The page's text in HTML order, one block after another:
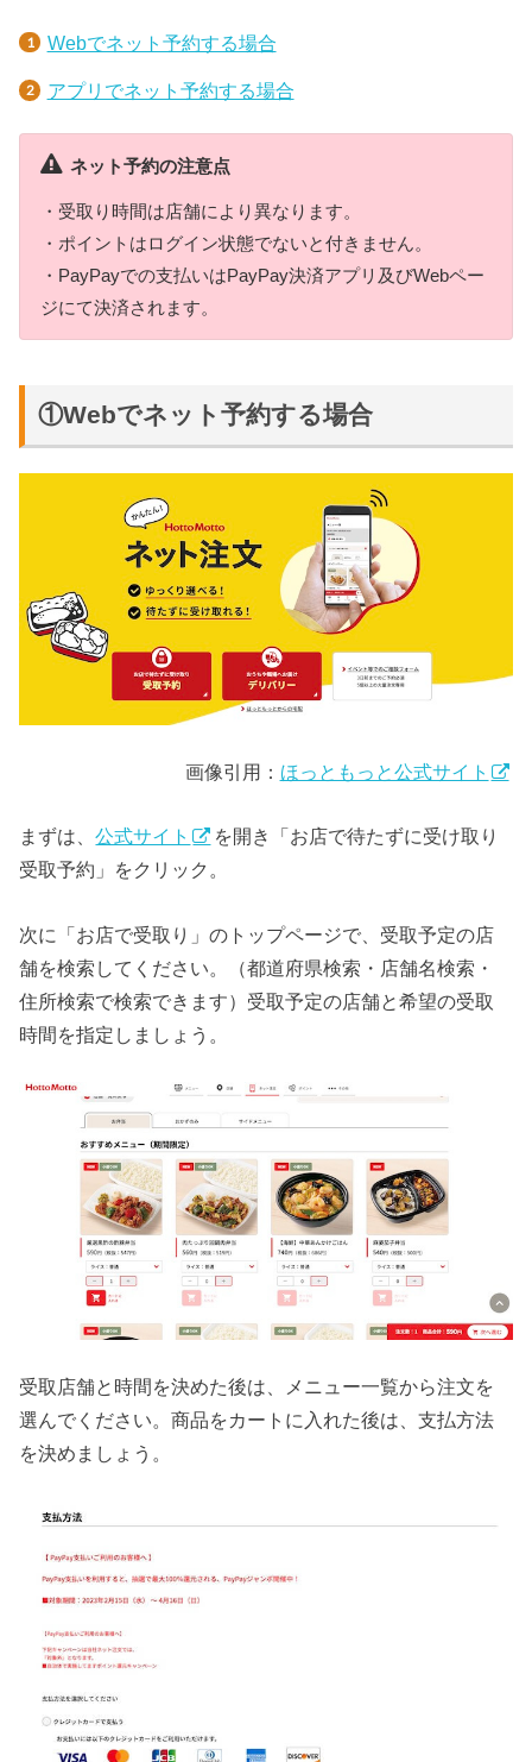
Webでネット予約する場合
アプリでネット予約する場合
ネット予約の注意点
・受取り時間は店舗により異なります。
・ポイントはログイン状態でないと付きません。
・PayPayでの支払いはPayPay決済アプリ及びWebペー
ジにて決済されます。
①Webでネット予約する場合
画像引用： ほっともっと公式サイト
まずは、公式サイト
を開き「お店で待たずに受け取り
受取予約」をクリック。
次に「お店で受取り」のトップページで、受取予定の店
舗を検索してください。（都道府県検索・店舗名検索・
住所検索で検索できます）受取予定の店舗と希望の受取
時間を指定しましょう。
受取店舗と時間を決めた後は、メニュー一覧から注文を
選んでください。商品をカートに入れた後は、支払方法
を決めましょう。